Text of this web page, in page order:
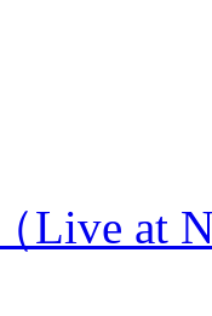
Live at